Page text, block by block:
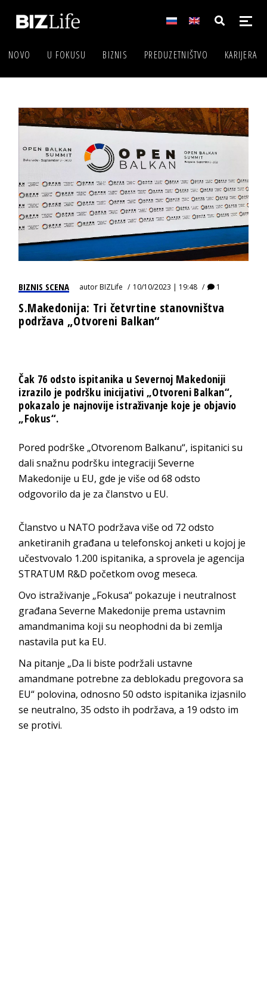
NOVO U FOKUSU BIZNIS PREDUZETNIŠTVO KARIJERA
BIZNIS SCENA autorBIZLife 10/10/2023 | 19:48 1
S.Makedonija: Tri četvrtine stanovništva
podržava „Otvoreni Balkan“
Čak 76 odsto ispitanika u Severnoj Makedoniji
izrazilo je podršku inicijativi „Otvoreni Balkan“,
pokazalo je najnovije istraživanje koje je objavio
„Fokus“.
Pored podrške „Otvorenom Balkanu“, ispitanici su
dali snažnu podršku integraciji Severne
Makedonije u EU, gde je više od 68 odsto
odgovorilo da je za članstvo u EU.
Članstvo u NATO podržava više od 72 odsto
anketiranih građana u telefonskoj anketi u kojoj je
učestvovalo 1.200 ispitanika, a sprovela je agencija
STRATUM R&D početkom ovog meseca.
Ovo istraživanje „Fokusa“ pokazuje i neutralnost
građana Severne Makedonije prema ustavnim
amandmanima koji su neophodni da bi zemlja
nastavila put ka EU.
Na pitanje „Da li biste podržali ustavne
amandmane potrebne za deblokadu pregovora sa
EU“ polovina, odnosno 50 odsto ispitanika izjasnilo
se neutralno, 35 odsto ih podržava, a 19 odsto im
se protivi.